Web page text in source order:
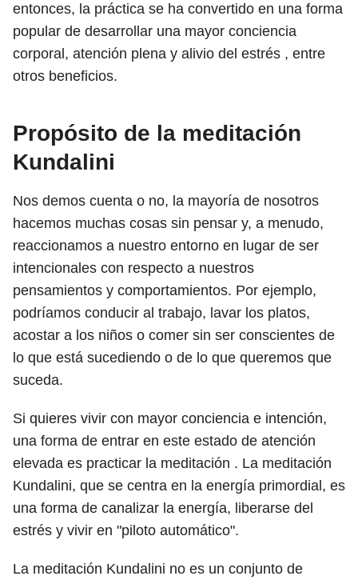
entonces, la práctica se ha convertido en una forma
popular de desarrollar una mayor conciencia
corporal, atención plena y alivio del estrés , entre
otros beneficios.
Propósito de la meditación
Kundalini
Nos demos cuenta o no, la mayoría de nosotros
hacemos muchas cosas sin pensar y, a menudo,
reaccionamos a nuestro entorno en lugar de ser
intencionales con respecto a nuestros
pensamientos y comportamientos. Por ejemplo,
podríamos conducir al trabajo, lavar los platos,
acostar a los niños o comer sin ser conscientes de
lo que está sucediendo o de lo que queremos que
suceda.
Si quieres vivir con mayor conciencia e intención,
una forma de entrar en este estado de atención
elevada es practicar la meditación . La meditación
Kundalini, que se centra en la energía primordial, es
una forma de canalizar la energía, liberarse del
estrés y vivir en "piloto automático".
La meditación Kundalini no es un conjunto de